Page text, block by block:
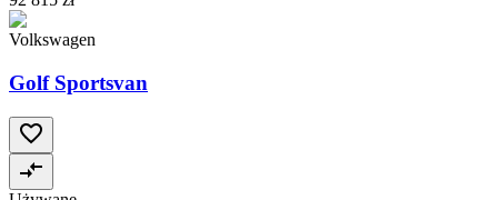
Volkswagen
Golf Sportsvan